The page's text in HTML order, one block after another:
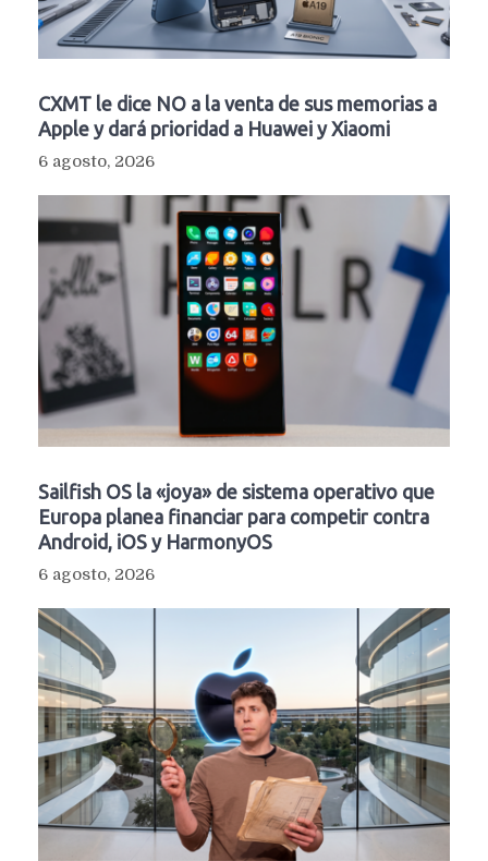
CXMT le dice NO a la venta de sus memorias a
Apple y dará prioridad a Huawei y Xiaomi
6 agosto, 2026
Sailfish OS la «joya» de sistema operativo que
Europa planea financiar para competir contra
Android, iOS y HarmonyOS
6 agosto, 2026